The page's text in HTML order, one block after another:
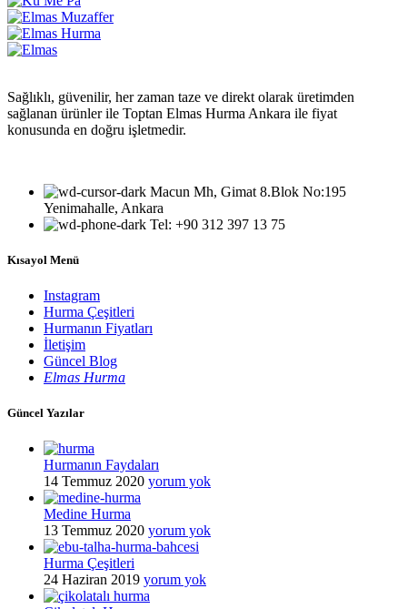
Sağlıklı, güvenilir, her zaman taze ve direkt olarak üretimden
sağlanan ürünler ile Toptan Elmas Hurma Ankara ile fiyat
konusunda en doğru işletmedir.
Macun Mh, Gimat 8.Blok No:195
Yenimahalle, Ankara
Tel: +90 312 397 13 75
Kısayol Menü
Instagram
Hurma Çeşitleri
Hurmanın Fiyatları
İletişim
Güncel Blog
Elmas Hurma
Güncel Yazılar
Hurmanın Faydaları
14 Temmuz 2020 yorum yok
Medine Hurma
13 Temmuz 2020 yorum yok
Hurma Çeşitleri
24 Haziran 2019 yorum yok